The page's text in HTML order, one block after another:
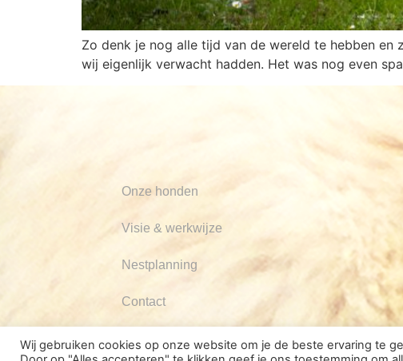
Zo denk je nog alle tijd van de wereld te hebben en
wij eigenlijk verwacht hadden. Het was nog even
Onze honden
Visie & werkwijze
Nestplanning
Contact
Wij gebruiken cookies op onze website om je de beste ervaring te